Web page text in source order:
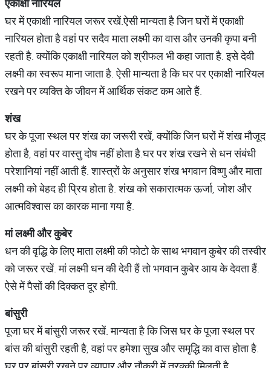
एकाक्षीनारियल
घर में एकाक्षी नारियल जरूर रखें.ऐसी मान्यता है जिन घरों में एकाक्षी
नारियल होता है वहां पर सदैव माता लक्ष्मी का वास और उनकी कृपा बनी
रहती है. क्योंकि एकाक्षी नारियल को श्रीफल भी कहा जाता है. इसे देवी
लक्ष्मी का स्वरूप माना जाता है. ऐसी मान्यता है कि घर पर एकाक्षी नारियल
रखने पर व्यक्ति के जीवन में आर्थिक संकट कम आते हैं.
शंख
घर के पूजा स्थल पर शंख का जरूरी रखें, क्योंकि जिन घरों में शंख मौजूद
होता है, वहां पर वास्तु दोष नहीं होता है.घर पर शंख रखने से धन संबंधी
परेशानियां नहीं आती हैं. शास्त्रों के अनुसार शंख भगवान विष्णु और माता
लक्ष्मी को बेहद ही प्रिय होता है. शंख को सकारात्मक ऊर्जा, जोश और
आत्मविश्वास का कारक माना गया है.
मांलक्ष्मीऔरकुबेर
धन की वृद्धि के लिए माता लक्ष्मी की फोटो के साथ भगवान कुबेर की तस्वीर
को जरूर रखें. मां लक्ष्मी धन की देवी हैं तो भगवान कुबेर आय के देवता हैं.
ऐसे में पैसों की दिक्कत दूर होगी.
बांसुरी
पूजा घर में बांसुरी जरूर रखें. मान्यता है कि जिस घर के पूजा स्थल पर
बांस की बांसुरी रहती है, वहां पर हमेशा सुख और समृद्धि का वास होता है.